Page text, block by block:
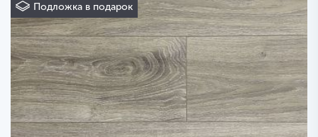
Подложка в подарок